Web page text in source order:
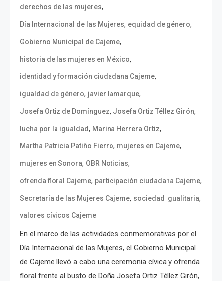
derechos de las mujeres,
Día Internacional de las Mujeres, equidad de género,
Gobierno Municipal de Cajeme,
historia de las mujeres en México,
identidad y formación ciudadana Cajeme,
igualdad de género, javier lamarque,
Josefa Ortiz de Domínguez, Josefa Ortiz Téllez Girón,
lucha por la igualdad, Marina Herrera Ortiz,
Martha Patricia Patiño Fierro, mujeres en Cajeme,
mujeres en Sonora, OBR Noticias,
ofrenda floral Cajeme, participación ciudadana Cajeme,
Secretaría de las Mujeres Cajeme, sociedad igualitaria,
valores cívicos Cajeme
En el marco de las actividades conmemorativas por el
Día Internacional de las Mujeres, el Gobierno Municipal
de Cajeme llevó a cabo una ceremonia cívica y ofrenda
floral frente al busto de Doña Josefa Ortiz Téllez Girón,